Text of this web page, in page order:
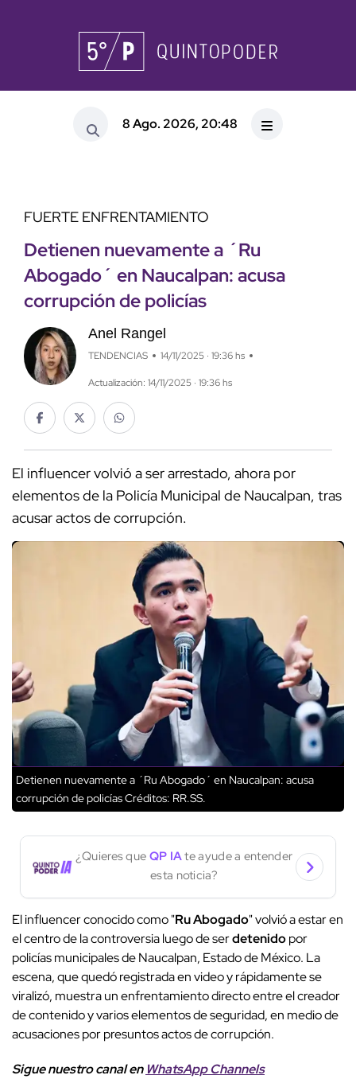
8 Ago. 2026, 20:48
FUERTE ENFRENTAMIENTO
Detienen nuevamente a ´Ru
Abogado´ en Naucalpan: acusa
corrupción de policías
Anel Rangel
TENDENCIAS 14/11/2025 · 19:36 hs
Actualización: 14/11/2025 · 19:36 hs
El influencer volvió a ser arrestado, ahora por
elementos de la Policía Municipal de Naucalpan, tras
acusar actos de corrupción.
Detienen nuevamente a ´Ru Abogado´ en Naucalpan: acusa
corrupción de policíasCréditos: RR.SS.
¿Quieres que QP IAte ayude a entender
esta noticia?
El influencer conocido como "Ru Abogado" volvió a estar en
el centro de la controversia luego de serdetenidopor
policías municipales de Naucalpan, Estado de México. La
escena, que quedó registrada en video y rápidamente se
viralizó, muestra un enfrentamiento directo entre el creador
de contenido y varios elementos de seguridad, en medio de
acusaciones por presuntos actos de corrupción.
Sigue nuestro canal en WhatsApp Channels